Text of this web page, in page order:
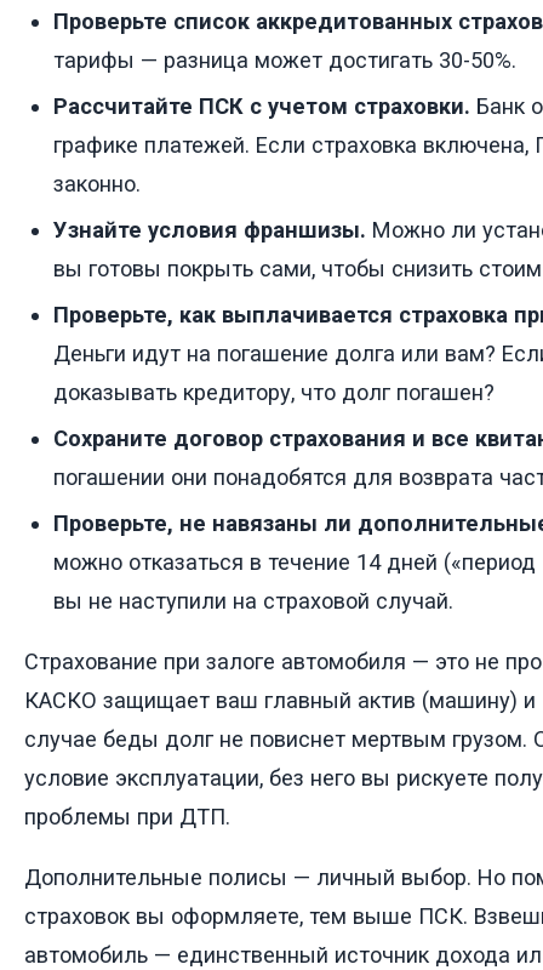
Проверьте список аккредитованных
тарифы — разница может достигать 30-50%.
Рассчитайте ПСК с учетом страховки. Банк
графике платежей. Если страховка
законно.
Узнайте условия франшизы. Можно ли
вы готовы покрыть сами, чтобы снизить
Проверьте, как выплачивается страховка
Деньги идут на погашение долга или вам?
доказывать кредитору, что долг погашен?
Сохраните договор страхования и все
погашении они понадобятся для возврата
Проверьте, не навязаны ли
можно отказаться в течение 14 дней
вы не наступили на страховой случай.
Страхование при залоге автомобиля — это не
КАСКО защищает ваш главный актив (машину) и
случае беды долг не повиснет мертвым грузом.
условие эксплуатации, без него вы рискуете
проблемы при ДТП.
Дополнительные полисы — личный выбор. Но
страховок вы оформляете, тем выше ПСК.
автомобиль — единственный источник дохода